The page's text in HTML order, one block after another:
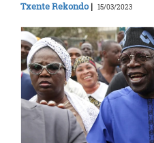
Txente Rekondo| 15/03/2023